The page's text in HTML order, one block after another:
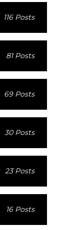
116 Posts
81 Posts
69 Posts
30 Posts
23 Posts
16 Posts